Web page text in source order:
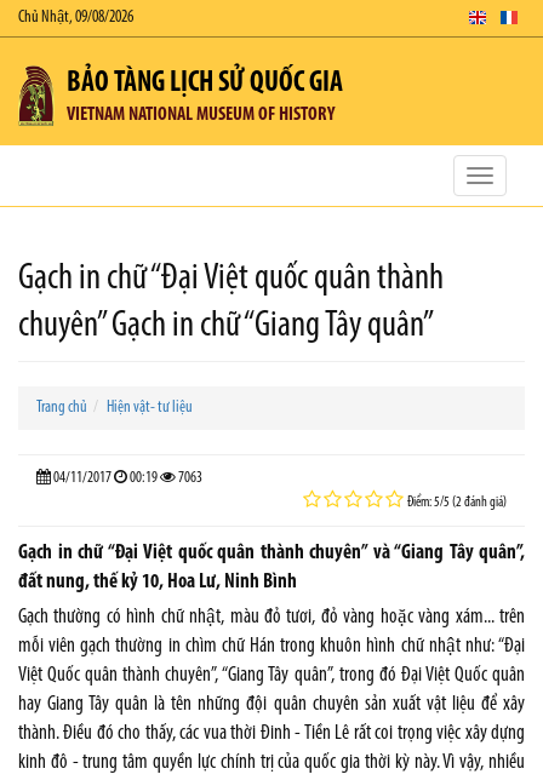
Chủ Nhật, 09/08/2026
BẢO TÀNG LỊCH SỬ QUỐC GIA
VIETNAM NATIONAL MUSEUM OF HISTORY
Toggle
Gạch in chữ “Đại Việt quốc quân thành
chuyên” Gạch in chữ “Giang Tây quân”
Trang chủ Hiện vật- tư liệu
04/11/2017 00:19 7063
Điểm: 5/5 (2 đánh giá)
Gạch in chữ “Đại Việt quốc quân thành chuyên” và “Giang Tây quân”,
đất nung, thế kỷ 10, Hoa Lư, Ninh Bình
Gạch thường có hình chữ nhật, màu đỏ tươi, đỏ vàng hoặc vàng xám... trên
mỗi viên gạch thường in chìm chữ Hán trong khuôn hình chữ nhật như: “Đại
Việt Quốc quân thành chuyên”, “Giang Tây quân”, trong đó Đại Việt Quốc quân
hay Giang Tây quân là tên những đội quân chuyên sản xuất vật liệu để xây
thành. Điều đó cho thấy, các vua thời Đinh - Tiền Lê rất coi trọng việc xây dựng
kinh đô - trung tâm quyền lực chính trị của quốc gia thời kỳ này. Vì vậy, nhiều